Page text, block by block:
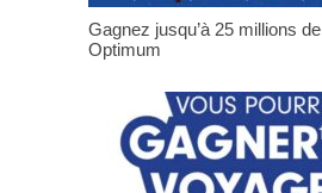
Gagnez jusqu’à 25 millions
Optimum